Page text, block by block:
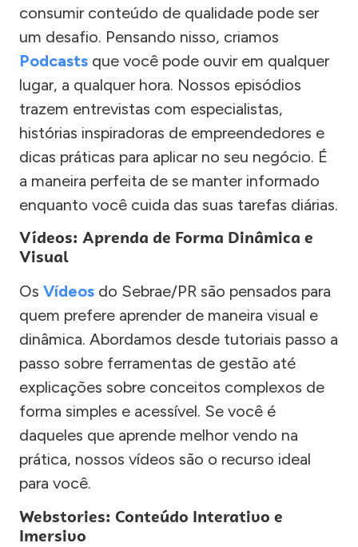
consumir conteúdo de qualidade pode ser
um desafio. Pensando nisso, criamos
Podcasts que você pode ouvir em qualquer
lugar, a qualquer hora. Nossos episódios
trazem entrevistas com especialistas,
histórias inspiradoras de empreendedores e
dicas práticas para aplicar no seu negócio. É
a maneira perfeita de se manter informado
enquanto você cuida das suas tarefas diárias.
Vídeos: Aprenda de Forma Dinâmica e
Visual
Os Vídeos do Sebrae/PR são pensados para
quem prefere aprender de maneira visual e
dinâmica. Abordamos desde tutoriais passo a
passo sobre ferramentas de gestão até
explicações sobre conceitos complexos de
forma simples e acessível. Se você é
daqueles que aprende melhor vendo na
prática, nossos vídeos são o recurso ideal
para você.
Webstories: Conteúdo Interativo e
Imersivo